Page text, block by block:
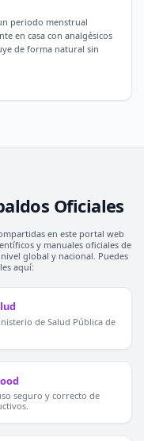
periodo menstrual
en casa con analgésicos
de forma natural sin
Oficiales
en este portal web
y manuales oficiales de
global y nacional. Puedes
aquí:
de Salud Pública de
seguro y correcto de